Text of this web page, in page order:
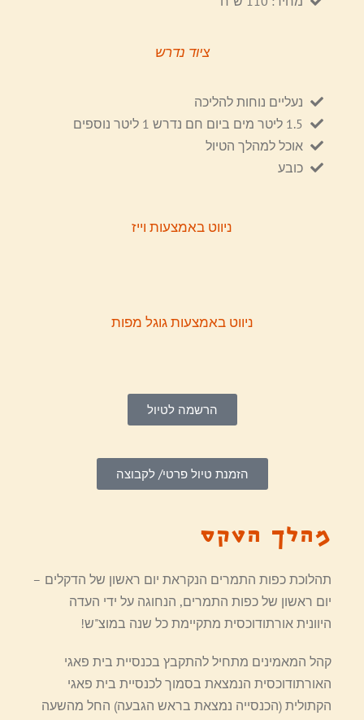
ציוד נדרש
נעליים נוחות להליכה
1.5 ליטר מים ביום חם נדרש 1 ליטר נוספים
אוכל למהלך הטיול
כובע
ניווט באמצעות וייז
ניווט באמצעות גוגל מפות
הרשמה לטיול
הזמנת טיול פרטי/ לקבוצה
מהלך הטקס
תהלוכת כפות התמרים הנקראת יום ראשון של הדקלים –
יום ראשון של כפות התמרים, הנחוגה על ידי העדה
היוונית אורתודוכסית מתקיימת כל שנה במוצ"ש!
קהל המאמינים מתחיל להתקבץ בכנסיית בית פאגי
האורתודוכסית הנמצאת בסמוך לכנסיית בית פאגי
הקתולית (הכנסייה נמצאת בראש הגבעה) החל מהשעה